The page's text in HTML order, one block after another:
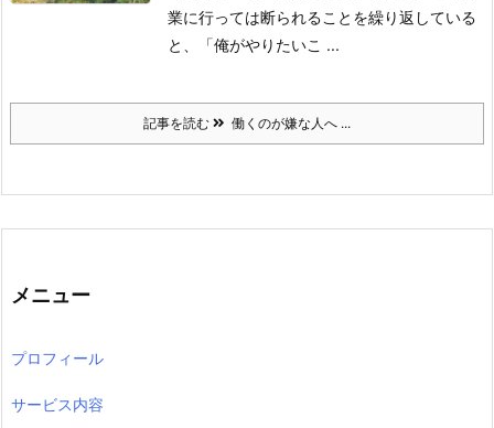
業に行っては断られることを繰り返している
と、「俺がやりたいこ ...
記事を読む 働くのが嫌な人へ ...
メニュー
プロフィール
サービス内容